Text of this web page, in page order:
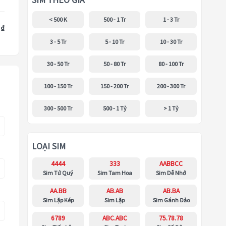
< 500 K 500 - 1 Tr 1 - 3 Tr
3 - 5 Tr 5 - 10 Tr 10 - 30 Tr
30 - 50 Tr 50 - 80 Tr 80 - 100 Tr
100 - 150 Tr 150 - 200 Tr 200 - 300 Tr
300 - 500 Tr 500 - 1 Tỷ > 1 Tỷ
LOẠI SIM
4444
Sim Tứ Quý
333
Sim Tam Hoa
AABBCC
Sim Dễ Nhớ
AA.BB
Sim Lặp Kép
AB.AB
Sim Lặp
AB.BA
Sim Gánh Đảo
6789 ABC.ABC 75.78.78